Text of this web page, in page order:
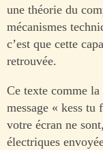
une théorie du
mécanismes
c’est que cette
retrouvée.
Ce texte comme
message « kess
votre écran ne
électriques